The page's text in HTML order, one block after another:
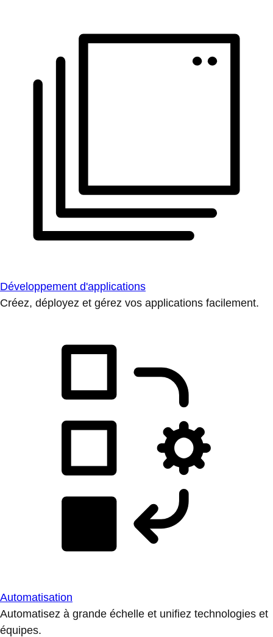
Développement d'applications
Créez, déployez et gérez vos applications facilement.
Automatisation
Automatisez à grande échelle et unifiez technologies et
équipes.